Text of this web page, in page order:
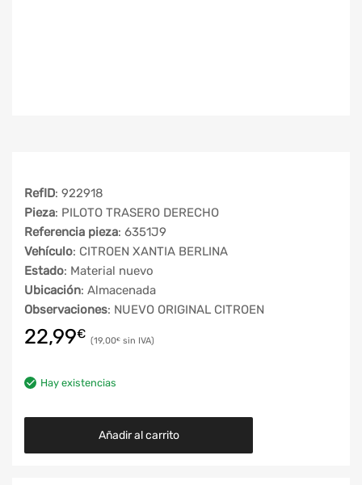
RefID: 922918
Pieza: PILOTO TRASERO DERECHO
Referencia pieza: 6351J9
Vehículo: CITROEN XANTIA BERLINA
Estado: Material nuevo
Ubicación: Almacenada
Observaciones: NUEVO ORIGINAL CITROEN
22,99€ 19,00€
Hay existencias
Añadir al carrito